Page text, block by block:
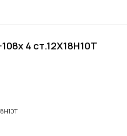
4 ст.12Х18Н10Т